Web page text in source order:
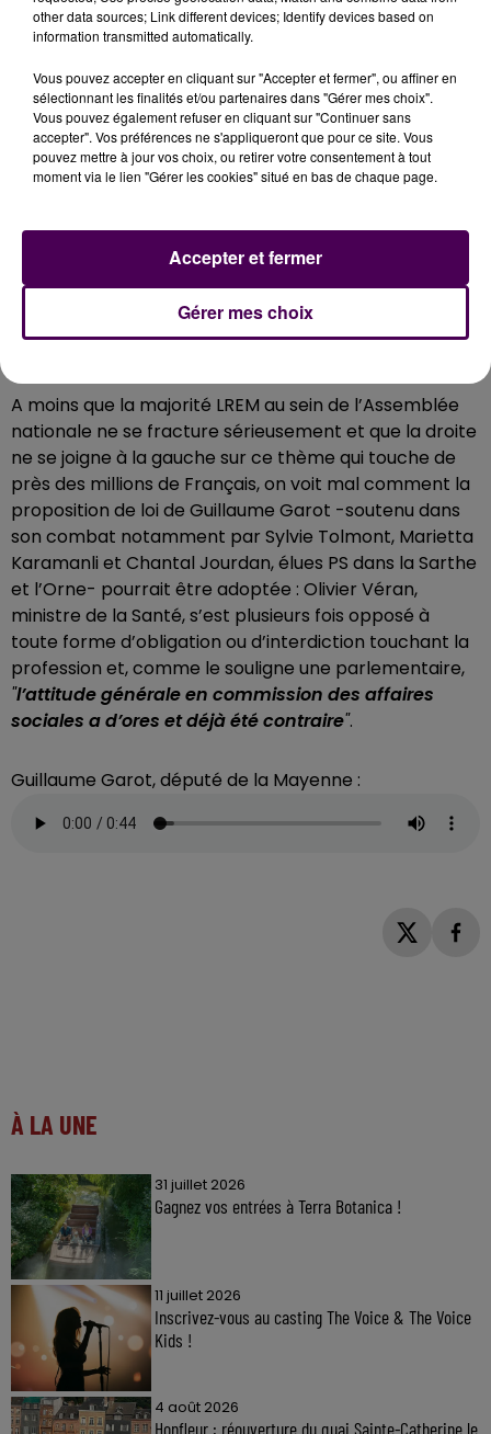
du conventionnement sélectif": pendant trois années,
"les modes d’exercice pourront bien entendu être
souples : libéral, salarié, et même en temps partagé
hôpital-cabinet, pour permettre le travail d’équipe
et le contact régulier avec un ou plusieurs confrères
référents".
A moins que la majorité LREM au sein de l’Assemblée
nationale ne se fracture sérieusement et que la droite
ne se joigne à la gauche sur ce thème qui touche de
près des millions de Français, on voit mal comment la
proposition de loi de Guillaume Garot -soutenu dans
son combat notamment par Sylvie Tolmont, Marietta
Karamanli et Chantal Jourdan, élues PS dans la Sarthe
et l’Orne- pourrait être adoptée : Olivier Véran,
ministre de la Santé, s’est plusieurs fois opposé à
toute forme d’obligation ou d’interdiction touchant la
profession et, comme le souligne une parlementaire,
"l’attitude générale en commission des affaires
sociales a d’ores et déjà été contraire".
Guillaume Garot, député de la Mayenne :
À LA UNE
31 juillet 2026
Gagnez vos entrées à Terra Botanica !
11 juillet 2026
Inscrivez-vous au casting The Voice & The Voice
Kids !
4 août 2026
Honfleur : réouverture du quai Sainte-Catherine le
other data sources; Link different devices; Identify devices based on
information transmitted automatically.
Vous pouvez accepter en cliquant sur "Accepter et fermer", ou affiner en
sélectionnant les finalités et/ou partenaires dans "Gérer mes choix".
Vous pouvez également refuser en cliquant sur "Continuer sans
accepter". Vos préférences ne s'appliqueront que pour ce site. Vous
pouvez mettre à jour vos choix, ou retirer votre consentement à tout
moment via le lien "Gérer les cookies" situé en bas de chaque page.
Gérer mes choix
Accepter et fermer